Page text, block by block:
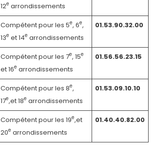
12e arrondissements
Compétent pour les 5e, 6e,
13e et 14e arrondissements
01.53.90.32.00
Compétent pour les 7e, 15e
et 16e arrondissements
01.56.56.23.15
Compétent pour les 8e,
17e,et 18e arrondissements
01.53.09.10.10
Compétent pour les 19e,et
20e arrondissements
01.40.40.82.00